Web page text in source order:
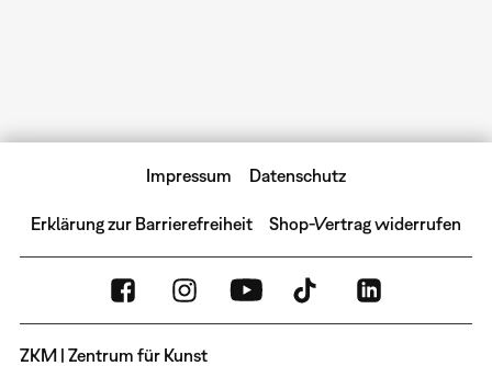
Impressum Datenschutz
Erklärung zur Barrierefreiheit Shop-Vertrag widerrufen
ZKM | Zentrum für Kunst